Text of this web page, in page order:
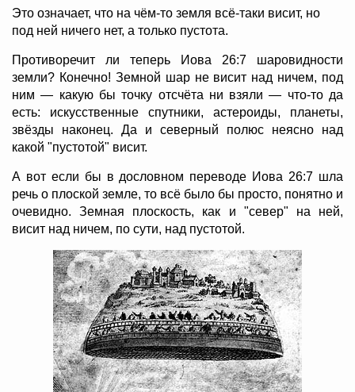
Это означает, что на чём-то земля всё-таки висит, но
под ней ничего нет, а только пустота.
Противоречит ли теперь Иова 26:7 шаровидности
земли? Конечно! Земной шар не висит над ничем, под
ним — какую бы точку отсчёта ни взяли — что-то да
есть: искусственные спутники, астероиды, планеты,
звёзды наконец. Да и северный полюс неясно над
какой "пустотой" висит.
А вот если бы в дословном переводе Иова 26:7 шла
речь о плоской земле, то всё было бы просто, понятно и
очевидно. Земная плоскость, как и "север" на ней,
висит над ничем, по сути, над пустотой.